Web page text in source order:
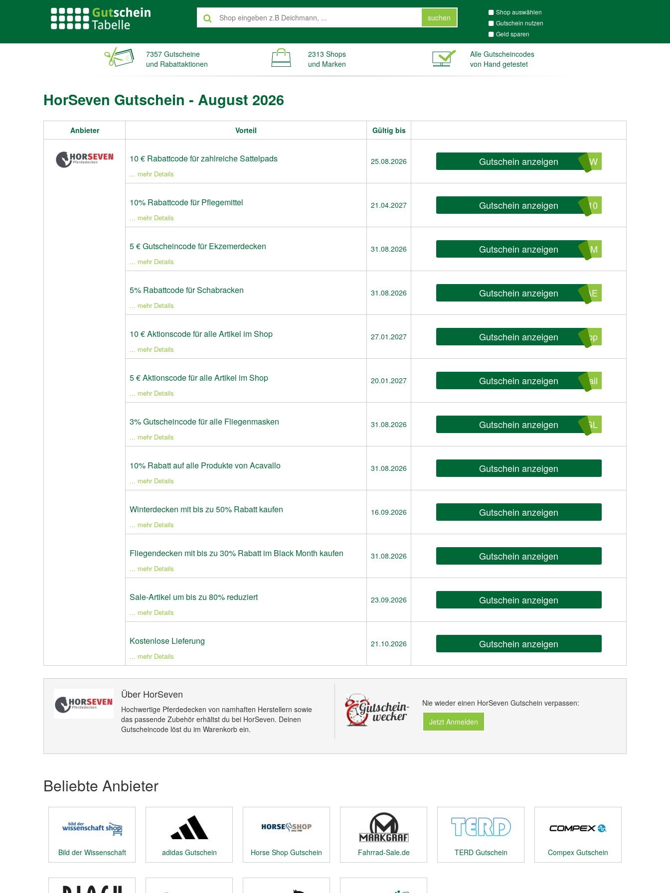
suchen
Shop auswählen
Gutschein nutzen
Geld sparen
7357 Gutscheine
und Rabattaktionen
2313 Shops
und Marken
Alle Gutscheincodes
von Hand getestet
HorSeven Gutschein - August 2026
Anbieter Vorteil Gültig bis
10 € Rabattcode für zahlreiche Sattelpads
... mehr Details
25.08.2026 Gutschein anzeigen MKW
10% Rabattcode für Pflegemittel
... mehr Details
21.04.2027 Gutschein anzeigen 710
5 € Gutscheincode für Ekzemerdecken
... mehr Details
31.08.2026 Gutschein anzeigen SAM
5% Rabattcode für Schabracken
... mehr Details
31.08.2026 Gutschein anzeigen YAE
10 € Aktionscode für alle Artikel im Shop
... mehr Details
27.01.2027 Gutschein anzeigen App
5 € Aktionscode für alle Artikel im Shop
... mehr Details
20.01.2027 Gutschein anzeigen ail
3% Gutscheincode für alle Fliegenmasken
... mehr Details
31.08.2026 Gutschein anzeigen HGL
10% Rabatt auf alle Produkte von Acavallo
... mehr Details
31.08.2026 Gutschein anzeigen
Winterdecken mit bis zu 50% Rabatt kaufen
... mehr Details
16.09.2026 Gutschein anzeigen
Fliegendecken mit bis zu 30% Rabatt im Black Month kaufen
... mehr Details
31.08.2026 Gutschein anzeigen
Sale-Artikel um bis zu 80% reduziert
... mehr Details
23.09.2026 Gutschein anzeigen
Kostenlose Lieferung
... mehr Details
21.10.2026 Gutschein anzeigen
Über HorSeven
Hochwertige Pferdedecken von namhaften Herstellern sowie
das passende Zubehör erhältst du bei HorSeven. Deinen
Gutscheincode löst du im Warenkorb ein.
Nie wieder einen HorSeven Gutschein verpassen:
Jetzt Anmelden
Beliebte Anbieter
Bild der Wissenschaft
Shop Gutschein
adidas Gutschein Horse Shop Gutschein
Fahrrad-Sale.de
Gutschein
TERD Gutschein Compex Gutschein